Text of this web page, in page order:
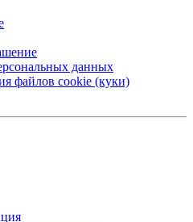
данных
файлов cookie (куки)